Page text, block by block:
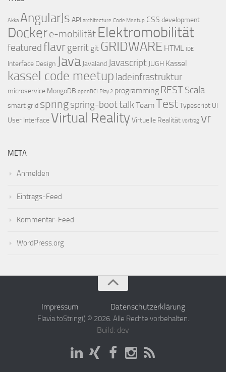
Akka AngularJs API architecture Code Meetup CSS development
Dockere-mobilität Elektromobilität
featured flavrgerrit git GRIDWARE HTML IDE
Interface Design Java Javaland Javascript JUGH Kassel
kassel code meetup ladeinfrastruktur
microservice MongoDB openBCI Play 2 programming RESTScala
smart grid springspring-boottalkTeamTestTypescript UI
User Interface Virtual Reality Virtuelle Realität vortrag vr
META
Anmelden
Eintrags-Feed
Kommentar-Feed
WordPress.org
Impressum Datenschutzerklärung
Flavia.toString() © 2026. Alle Rechte vorbehalten.
Build: dev